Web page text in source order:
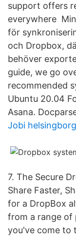
support offers
everywhere
för
och Dropbox,
behöver
guide, we go
recommended
Ubuntu 20.04
Asana.
Jobi helsingborg
7. The Secure
Share Faster,
for a DropBox
from a range of
you've come to